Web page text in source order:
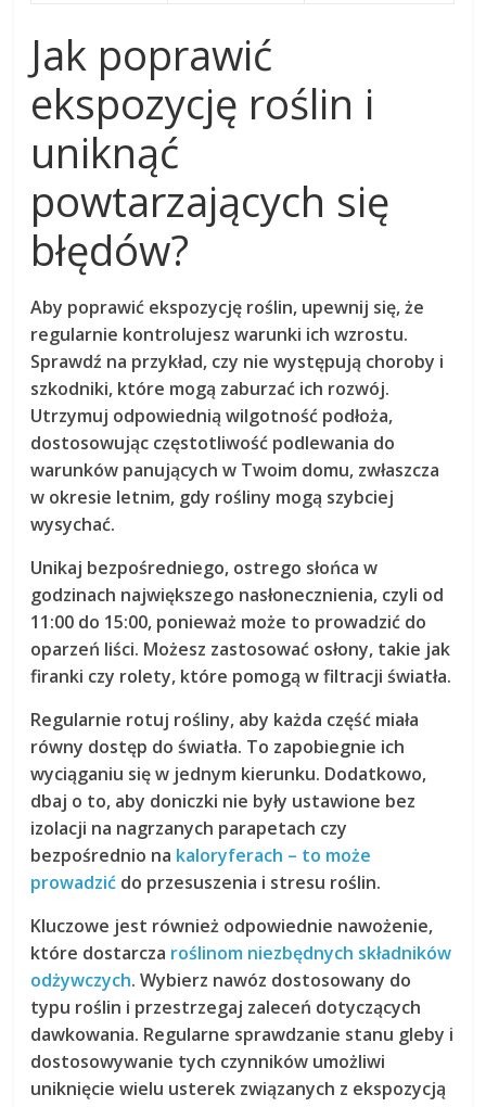
Jak poprawić
ekspozycję roślin i
uniknąć
powtarzających się
błędów?
Aby poprawić ekspozycję roślin, upewnij się, że
regularnie kontrolujesz warunki ich wzrostu.
Sprawdź na przykład, czy nie występują choroby i
szkodniki, które mogą zaburzać ich rozwój.
Utrzymuj odpowiednią wilgotność podłoża,
dostosowując częstotliwość podlewania do
warunków panujących w Twoim domu, zwłaszcza
w okresie letnim, gdy rośliny mogą szybciej
wysychać.
Unikaj bezpośredniego, ostrego słońca w
godzinach największego nasłonecznienia, czyli od
11:00 do 15:00, ponieważ może to prowadzić do
oparzeń liści. Możesz zastosować osłony, takie jak
firanki czy rolety, które pomogą w filtracji światła.
Regularnie rotuj rośliny, aby każda część miała
równy dostęp do światła. To zapobiegnie ich
wyciąganiu się w jednym kierunku. Dodatkowo,
dbaj o to, aby doniczki nie były ustawione bez
izolacji na nagrzanych parapetach czy
bezpośrednio na kaloryferach – to może
prowadzić do przesuszenia i stresu roślin.
Kluczowe jest również odpowiednie nawożenie,
które dostarcza roślinom niezbędnych składników
odżywczych. Wybierz nawóz dostosowany do
typu roślin i przestrzegaj zaleceń dotyczących
dawkowania. Regularne sprawdzanie stanu gleby i
dostosowywanie tych czynników umożliwi
uniknięcie wielu usterek związanych z ekspozycją